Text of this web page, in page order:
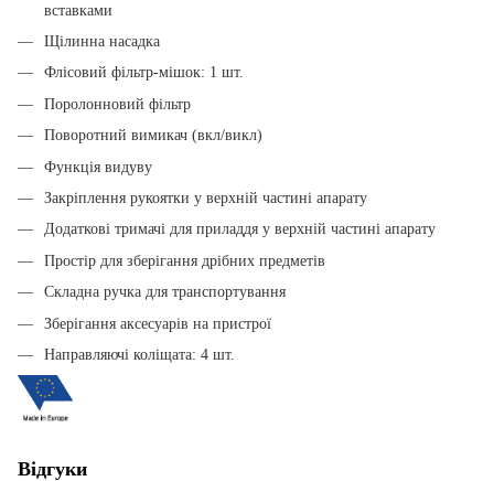
вставками
Щілинна насадка
Флісовий фільтр-мішок: 1 шт.
Поролонновий фільтр
Поворотний вимикач (вкл/викл)
Функція видуву
Закріплення рукоятки у верхній частині апарату
Додаткові тримачі для приладдя у верхній частині апарату
Простір для зберігання дрібних предметів
Складна ручка для транспортування
Зберігання аксесуарів на пристрої
Направляючі коліщата: 4 шт.
Відгуки